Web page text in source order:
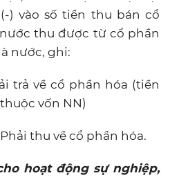
) vào số tiền thu bán cổ
thu được từ cổ phần
nước, ghi:
trả về cổ phần hóa (tiền
vốn NN)
Phải thu về cổ phần hóa.
hoạt động sự nghiệp,